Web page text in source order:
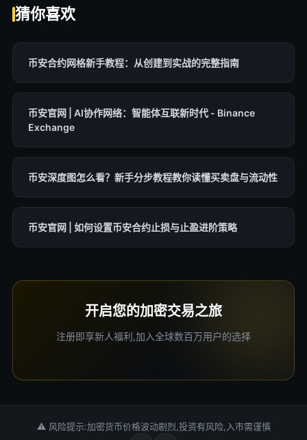
猜你喜欢
币安合约网格新手教程：从创建到实战的完整指南
币安官网 | AI协作网络：智能体互联新时代 - Binance
Exchange
币安深度图怎么看？新手分步教程教你读懂买卖盘与流动性
币安官网 | 如何设置币安合约止损与止盈进阶策略
开启您的加密交易之旅
注册即享新人福利,加入全球数百万用户的选择
⚠ 风险提示:加密货币价格波动剧烈,投资有风险,入市需谨慎